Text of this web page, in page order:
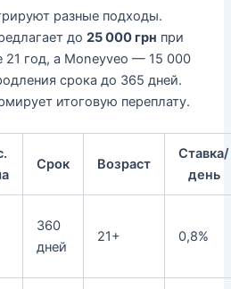
разные подходы.
до25 000 грн при
21 год, а Moneyveo — 15 000
срока до 365 дней.
итоговую переплату.
Срок Возраст
Ставка/
день
360
дней
21+ 0,8%